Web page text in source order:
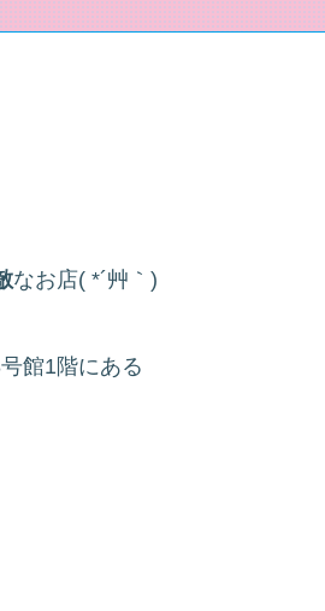
なお店( *´艸｀)
館1階にある